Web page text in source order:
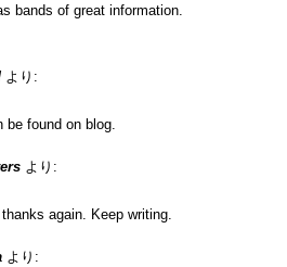
bands of great information.
より:
found on blog.
より:
again. Keep writing.
より: